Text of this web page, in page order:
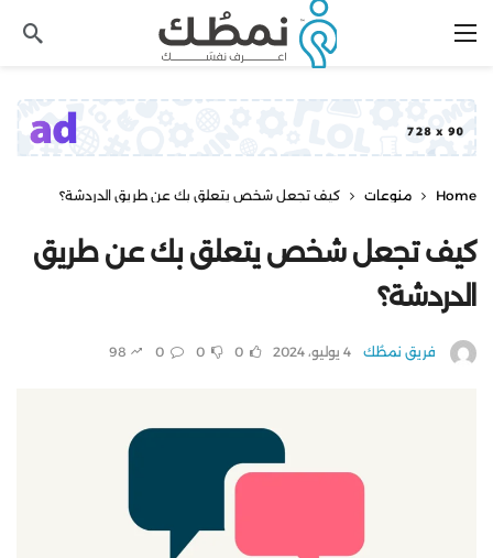
Home منوعات كيف تجعل شخص يتعلق بك عن طريق الدردشة؟
كيف تجعل شخص يتعلق بك عن طريق
الدردشة؟
فريق نمطُك 4 يوليو، 2024 0
0
0
98